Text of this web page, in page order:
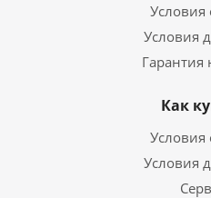
Условия
Условия
Гарантия
Как
Условия
Условия